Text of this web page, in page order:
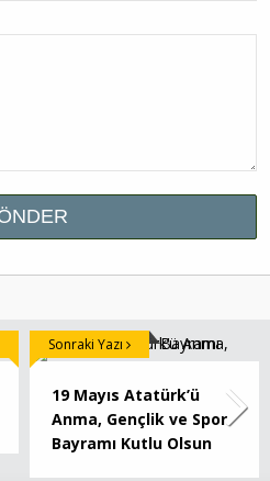
19 Mayıs Atatürk’ü
Anma, Gençlik ve Spor
Bayramı Kutlu Olsun
Sonraki Yazı